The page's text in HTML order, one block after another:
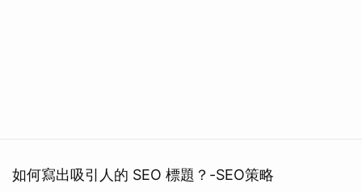
如何寫出吸引人的 SEO 標題？-SEO策略